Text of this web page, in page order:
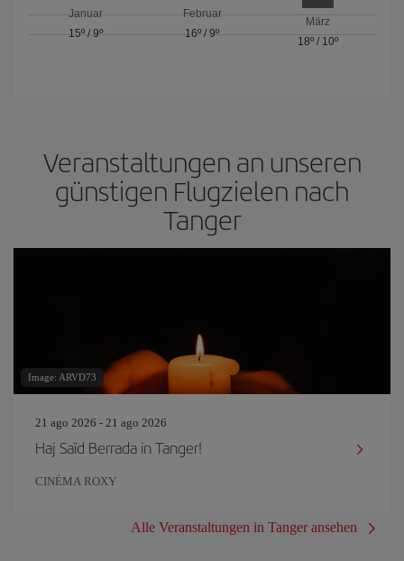
Januar
15º /9º
Februar
16º / 9º
März
18º / 10º
Veranstaltungen an unseren
günstigen Flugzielen nach
Tanger
Image: ARVD73
21 ago 2026 - 21 ago 2026
Haj Saïd Berrada in Tanger!
CINÉMA ROXY
Alle Veranstaltungen in Tanger ansehen